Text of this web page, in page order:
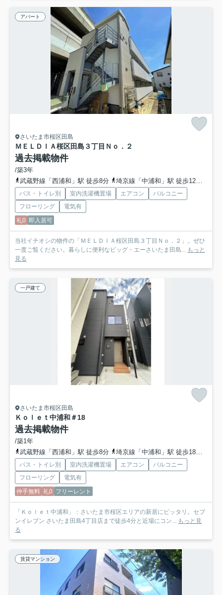
アパート
さいたま市桜区田島
ＭＥＬＤＩＡ桜区田島３丁目Ｎｏ．２
過去掲載物件
/築3年
武蔵野線「西浦和」駅 徒歩8分
埼京線「中浦和」駅 徒歩12分
バス・トイレ別 室内洗濯機置場 エアコン
バルコニー
フローリング
電気有
礼0 即入居可
当社イチオシの物件の「ＭＥＬＤＩＡ桜区田島３丁目Ｎｏ．２」。ぜひ
一度ご覧ください。暮らしに便利なビッグ・エーさいたま田島...
もっと
見る
一戸建て
さいたま市桜区田島
Ｋｏｌｅｔ中浦和＃18
過去掲載物件
/築1年
武蔵野線「西浦和」駅 徒歩8分
埼京線「中浦和」駅 徒歩18分
バス・トイレ別 室内洗濯機置場 エアコン
バルコニー
フローリング
電気有
仲手無料 礼0 フリーレント
「Ｋｏｌｅｔ中浦和」：さいたま市桜区エリアの新居にピッタリ。セブ
ンイレブン さいたま田島4丁目店まで徒歩4分と近場にコン...
もっと見
る
賃貸マンション